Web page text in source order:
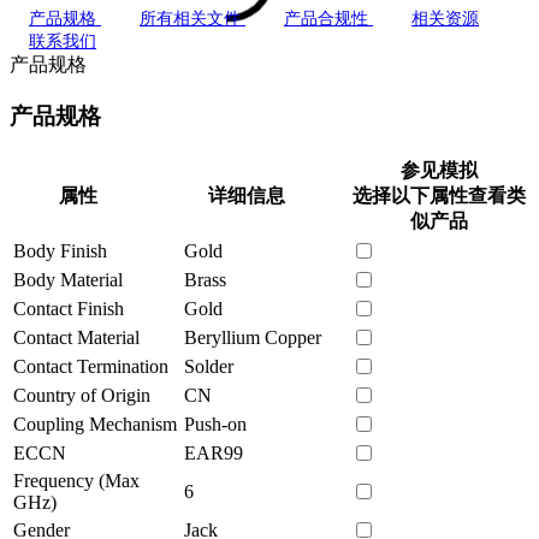
产品规格 所有相关文件 产品合规性
相关资源
联系我们
产品规格
产品规格
属性 详细信息
参见模拟
选择以下属性查看类
似产品
Body Finish
Gold
Body Material
Brass
Contact Finish
Gold
Contact Material
Beryllium Copper
Contact Termination
Solder
Country of Origin
CN
Coupling Mechanism Push-on
ECCN
EAR99
Frequency (Max
GHz)
6
Gender
Jack